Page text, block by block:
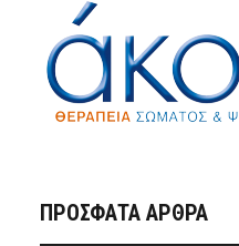
ΠΡΌΣΦΑΤΑ ΆΡΘΡΑ